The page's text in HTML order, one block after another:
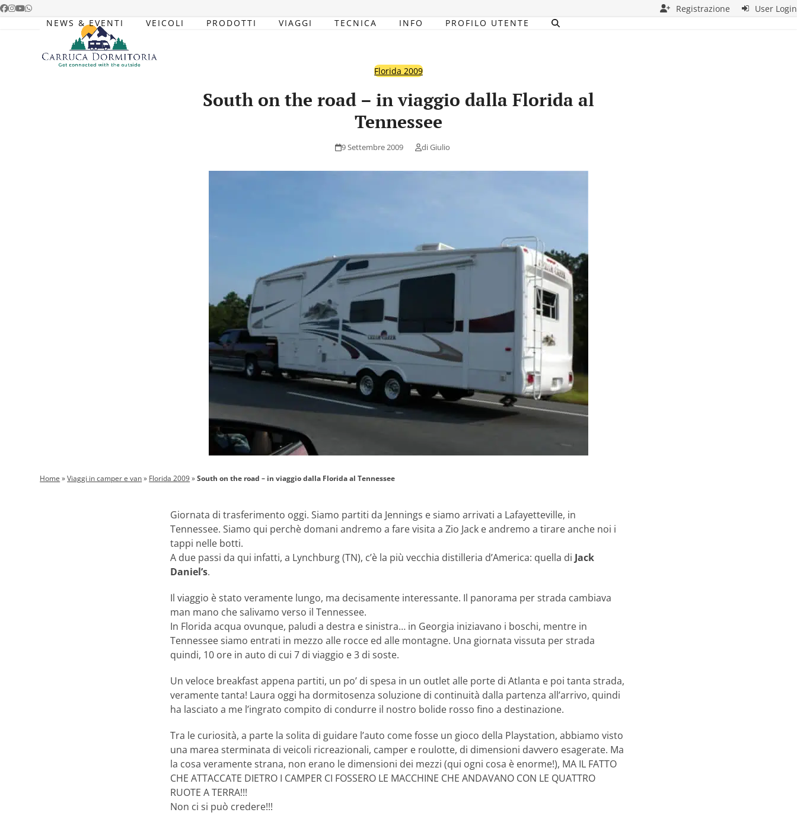
Skip
Facebook
Instagram
YouTube
Whatsapp Registrazione
User Login
NEWS & EVENTI
VEICOLI PRODOTTI VIAGGI TECNICA INFO PROFILO UTENTE
Florida 2009
South on the road – in viaggio dalla Florida al
Tennessee
9 Settembre 2009 diGiulio
Home »Viaggi in camper e van» Florida 2009»South on the road – in viaggio dalla Florida al Tennessee
Giornata di trasferimento oggi. Siamo partiti da Jennings e siamo arrivati a Lafayetteville, in
Tennessee. Siamo qui perchè domani andremo a fare visita a Zio Jack e andremo a tirare anche noi i
tappi nelle botti.
A due passi da qui infatti, a Lynchburg (TN), c’è la più vecchia distilleria d’America: quella di Jack
Daniel’s.
Il viaggio è stato veramente lungo, ma decisamente interessante. Il panorama per strada cambiava
man mano che salivamo verso il Tennessee.
In Florida acqua ovunque, paludi a destra e sinistra… in Georgia iniziavano i boschi, mentre in
Tennessee siamo entrati in mezzo alle rocce ed alle montagne. Una giornata vissuta per strada
quindi, 10 ore in auto di cui 7 di viaggio e 3 di soste.
Un veloce breakfast appena partiti, un po’ di spesa in un outlet alle porte di Atlanta e poi tanta strada,
veramente tanta! Laura oggi ha dormitosenza soluzione di continuità dalla partenza all’arrivo, quindi
ha lasciato a me l’ingrato compito di condurre il nostro bolide rosso fino a destinazione.
Tra le curiosità, a parte la solita di guidare l’auto come fosse un gioco della Playstation, abbiamo visto
una marea sterminata di veicoli ricreazionali, camper e roulotte, di dimensioni davvero esagerate. Ma
la cosa veramente strana, non erano le dimensioni dei mezzi (qui ogni cosa è enorme!), MA IL FATTO
CHE ATTACCATE DIETRO I CAMPER CI FOSSERO LE MACCHINE CHE ANDAVANO CON LE QUATTRO
RUOTE A TERRA!!!
Non ci si può credere!!!